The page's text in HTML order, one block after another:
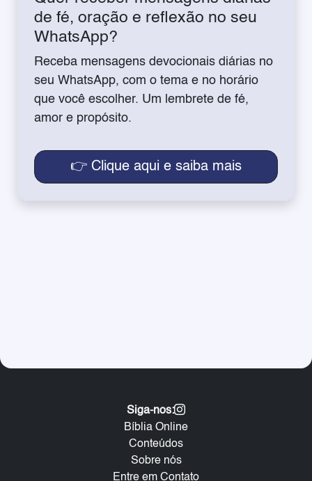
de fé, oração e reflexão no seu
WhatsApp?
Receba mensagens devocionais diárias no
seu WhatsApp, com o tema e no horário
que você escolher. Um lembrete de fé,
amor e propósito.
👉 Clique aqui e saiba mais
Bíblia Online
Conteúdos
Sobre nós
Entre em Contato
Siga-nos: